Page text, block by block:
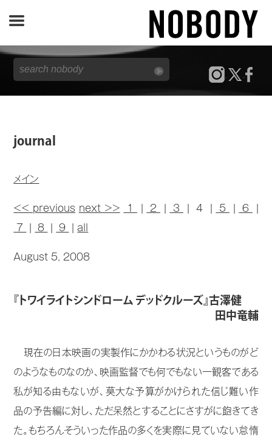
JOURNAL
SPECIAL
REPORT
journal
メイン
<< previous next >> 1 2 3 | 4 | 5 6
7
8 9 |all
August 5, 2008
『トワイライトシンドローム デッドクルーズ』古澤健
田中竜輔
現在の日本映画の実製作にかかわる状況というものがど
のようなものなのか、映画監督でも何でもない一観客である
私が知る由もないが、莫大な予算がかけられた信じ難い作
品の予告編に対し、ただ呆然とすることにさすがに飽きてき
た。もちろんそういった作品の多くを実際に見ていない怠惰